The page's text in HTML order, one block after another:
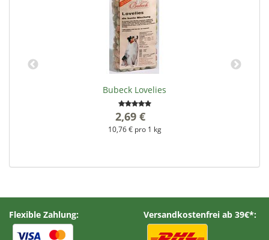
Bubeck Lovelies
2,69 €
10,76 € pro 1 kg
Flexible Zahlung: Versandkostenfrei ab 39€*: